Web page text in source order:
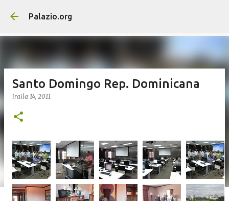
Palazio.org
Santo Domingo Rep. Dominicana
iraila 14, 2011